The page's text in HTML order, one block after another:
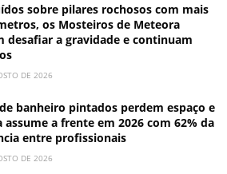
sobre pilares rochosos com mais
os Mosteiros de Meteora
desafiar a gravidade e continuam
DE 2026
banheiro pintados perdem espaço e
assume a frente em 2026 com 62% da
entre profissionais
DE 2026